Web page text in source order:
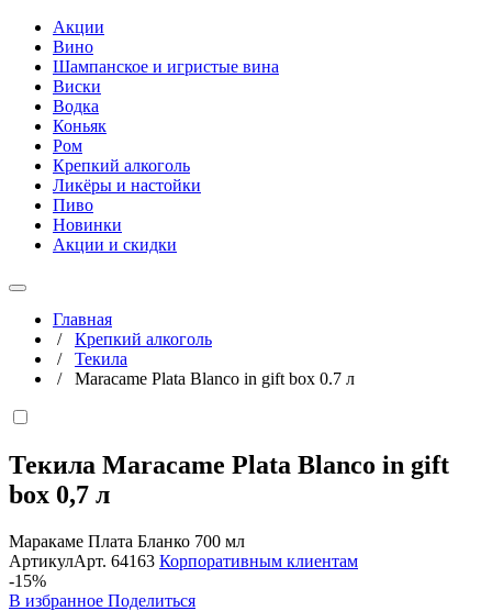
Акции
Вино
Шампанское и игристые вина
Виски
Водка
Коньяк
Ром
Крепкий алкоголь
Ликёры и настойки
Пиво
Новинки
Акции и скидки
Главная
/ Крепкий алкоголь
/ Текила
/ Maracame Plata Blanco in gift box 0.7 л
Текила Maracame Plata Blanco in gift
box 0,7 л
Маракаме Плата Бланко 700 мл
АртикулАрт. 64163 Корпоративным клиентам
-15%
В избранное Поделиться